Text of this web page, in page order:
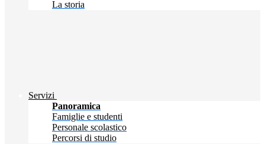
La storia
Servizi
Panoramica
Famiglie e studenti
Personale scolastico
Percorsi di studio